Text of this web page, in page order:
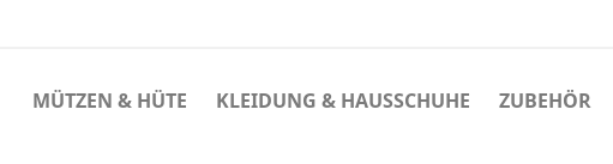
MÜTZEN & HÜTE KLEIDUNG & HAUSSCHUHE ZUBEHÖR